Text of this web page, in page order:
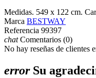
Medidas. 549 x 122 cm.
Marca BESTWAY
Referencia 99397
chatComentarios (0)
No hay reseñas de clientes
errorSu